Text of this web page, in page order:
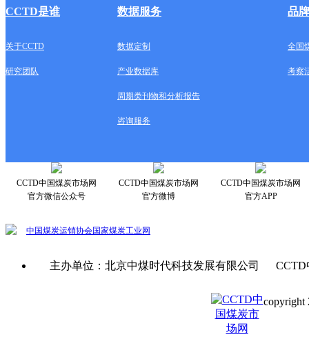
CCTD是谁 数据服务 品
关于CCTD 数据定制 全国
研究团队 产业数据库 考察
周期类刊物和分析报告
咨询服务
CCTD中国煤炭市场网
官方微信公众号
CCTD中国煤炭市场网
官方微博
CCTD中国煤炭市场网
官方APP
中国煤炭运销协会国家煤炭工业网
主办单位：北京中煤时代科技发展有限公司
copyright